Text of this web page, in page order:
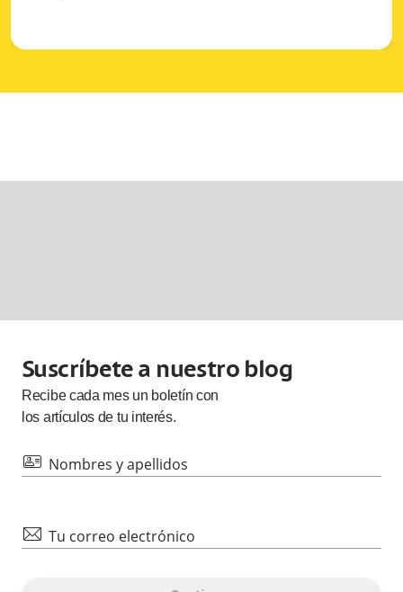
Suscríbete a nuestro blog
Recibe cada mesun boletín con
los artículos de tu interés.
id Nombres y apellidos
mail Tu correo electrónico